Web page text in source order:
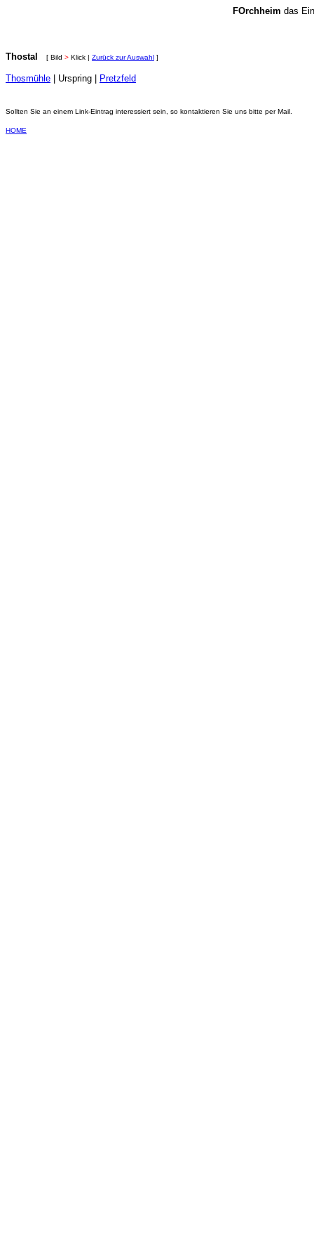
FOrchheim das
Thostal [ Bild > Klick | Zurück zur Auswahl ]
Thosmühle | Urspring | Pretzfeld
Sollten Sie an einem Link-Eintrag interessiert sein, so kontaktieren Sie uns bitte per Mail.
HOME